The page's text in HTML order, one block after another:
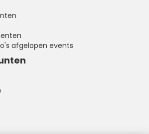
afgelopen events